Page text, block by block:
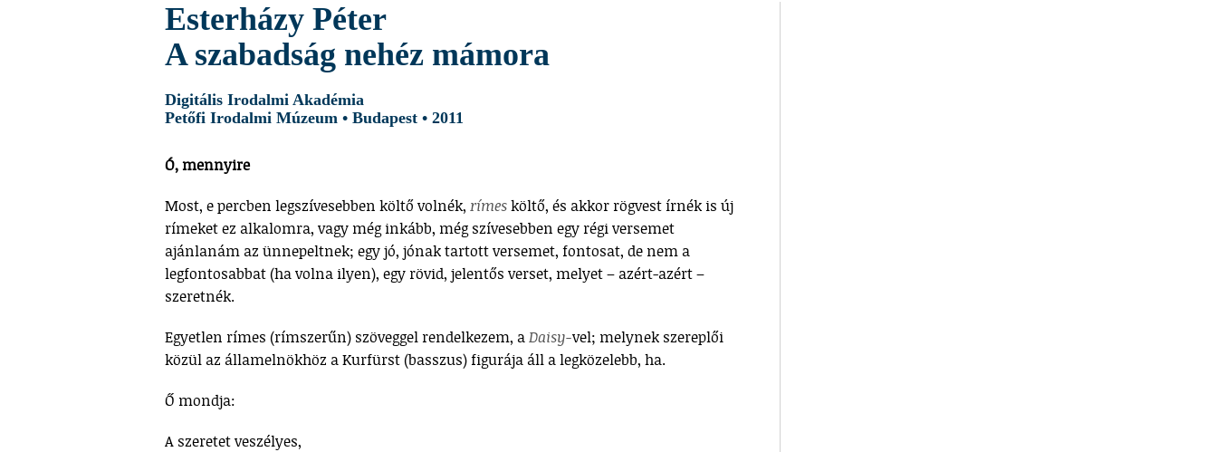
Esterházy Péter
A szabadság nehéz mámora
Digitális Irodalmi Akadémia
Petőfi Irodalmi Múzeum • Budapest • 2011
Ó, mennyire
Most, e percben legszívesebben költő volnék, rímesköltő, és akkor rögvest írnék is új
rímeket ez alkalomra, vagy még inkább, még szívesebben egy régi versemet
ajánlanám az ünnepeltnek; egy jó, jónak tartott versemet, fontosat, de nem a
legfontosabbat (ha volna ilyen), egy rövid, jelentős verset, melyet – azért-azért –
szeretnék.
Egyetlen rímes (rímszerűn) szöveggel rendelkezem, aDaisy-vel; melynek szereplői
közül az államelnökhöz a Kurfürst (basszus) figurája áll a legközelebb, ha.
Ő mondja:
A szeretet veszélyes,